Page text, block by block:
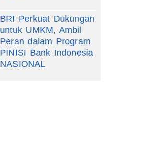
BRI Perkuat Dukungan
untuk UMKM, Ambil
Peran dalam Program
PINISI Bank Indonesia
NASIONAL